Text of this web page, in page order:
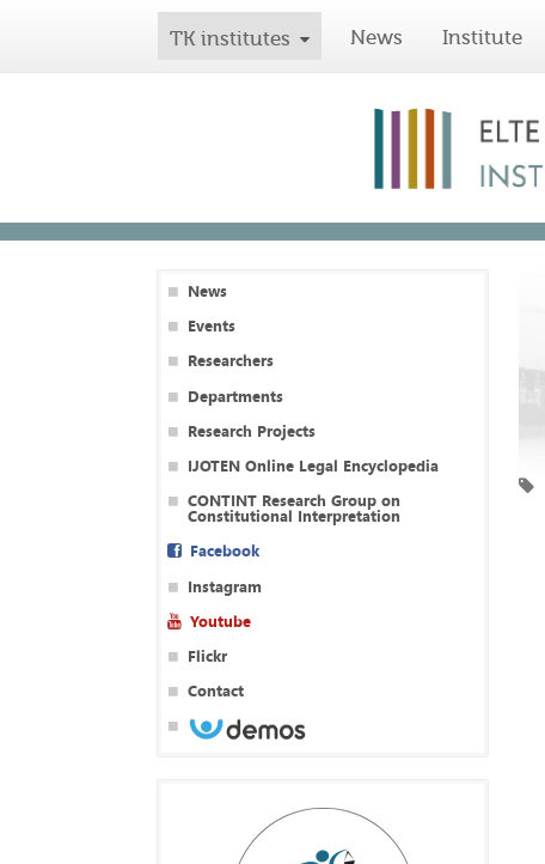
TK institutes News Institute
News
Events
Researchers
Departments
Research Projects
IJOTEN Online Legal Encyclopedia
CONTINT Research Group on
Constitutional Interpretation
Facebook
Instagram
Youtube
Flickr
Contact